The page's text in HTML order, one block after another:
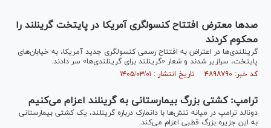
صد‌ها معترض افتتاح کنسولگری آمریکا در پایتخت گرینلند را
محکوم کردند
گرینلندی‌ها در اعتراض به افتتاح رسمی کنسولگری جدید آمریکا، به خیابان‌های
پایتخت، سرازیر شدند و شعار «گرینلند برای گرینلندی‌ها» سر دادند.
کد خبر: ۴۸۹۸۷۹۰ تاریخ انتشار : ۱۴۰۵/۰۳/۰۱
ترامپ: کشتی بزرگ بیمارستانی به گرینلند اعزام می‌کنیم
دونالد ترامپ در میانه تنش‌ها با دانمارک درباره گرینلند، یک کشتی بیمارستانی
به این جزیره بزرگ قطبی اعزام می‌کند.